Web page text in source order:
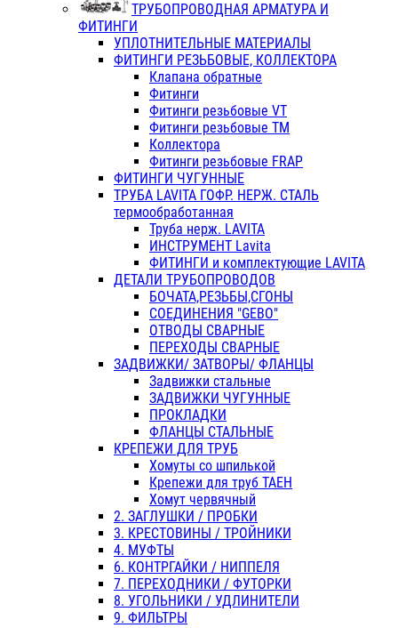
ТРУБОПРОВОДНАЯ АРМАТУРА И
ФИТИНГИ
УПЛОТНИТЕЛЬНЫЕ МАТЕРИАЛЫ
ФИТИНГИ РЕЗЬБОВЫЕ, КОЛЛЕКТОРА
Клапана обратные
Фитинги
Фитинги резьбовые VT
Фитинги резьбовые ТМ
Коллектора
Фитинги резьбовые FRAP
ФИТИНГИ ЧУГУННЫЕ
ТРУБА LAVITA ГОФР. НЕРЖ. СТАЛЬ
термообработанная
Труба нерж. LAVITA
ИНСТРУМЕНТ Lavita
ФИТИНГИ и комплектующие LAVITA
ДЕТАЛИ ТРУБОПРОВОДОВ
БОЧАТА,РЕЗЬБЫ,СГОНЫ
СОЕДИНЕНИЯ "GEBO"
ОТВОДЫ СВАРНЫЕ
ПЕРЕХОДЫ СВАРНЫЕ
ЗАДВИЖКИ/ ЗАТВОРЫ/ ФЛАНЦЫ
Задвижки стальные
ЗАДВИЖКИ ЧУГУННЫЕ
ПРОКЛАДКИ
ФЛАНЦЫ СТАЛЬНЫЕ
КРЕПЕЖИ ДЛЯ ТРУБ
Хомуты со шпилькой
Крепежи для труб ТАЕН
Хомут червячный
2. ЗАГЛУШКИ / ПРОБКИ
3. КРЕСТОВИНЫ / ТРОЙНИКИ
4. МУФТЫ
6. КОНТРГАЙКИ / НИППЕЛЯ
7. ПЕРЕХОДНИКИ / ФУТОРКИ
8. УГОЛЬНИКИ / УДЛИНИТЕЛИ
9. ФИЛЬТРЫ